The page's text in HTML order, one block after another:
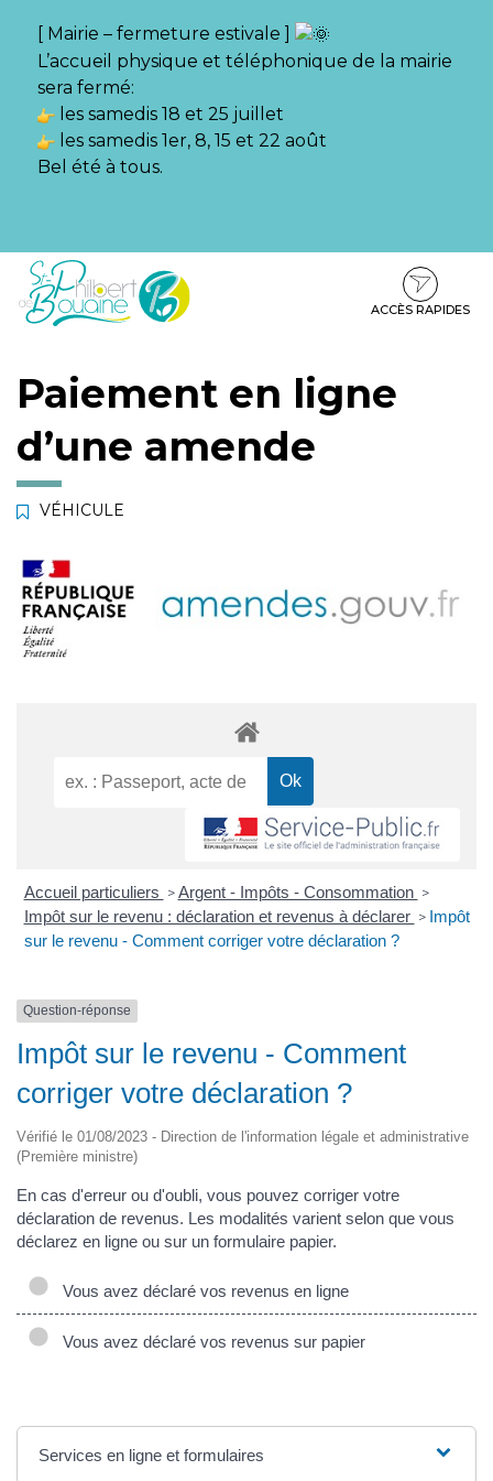
[ Mairie – fermeture estivale ]
L’accueil physique et téléphonique de la mairie
sera fermé:
les samedis 18 et 25 juillet
les samedis 1er, 8, 15 et 22 août
Bel été à tous.
Aller
Aller
contenu
Aller
pied
ACCÈS RAPIDES
Paiement en ligne
d’une amende
VÉHICULE
Accueil particuliers > Argent - Impôts - Consommation >
Impôt sur le revenu : déclaration et revenus à déclarer > Impôt
sur le revenu - Comment corriger votre déclaration ?
Question-réponse
Impôt sur le revenu - Comment
corriger votre déclaration ?
Vérifié le 01/08/2023 - Direction de l'information légale et administrative
(Première ministre)
En cas d'erreur ou d'oubli, vous pouvez corriger votre
déclaration de revenus. Les modalités varient selon que vous
déclarez en ligne ou sur un formulaire papier.
Vous avez déclaré vos revenus en ligne
Vous avez déclaré vos revenus sur papier
Services en ligne et formulaires